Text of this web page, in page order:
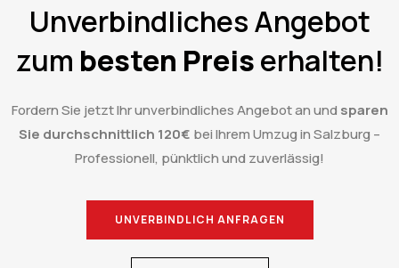
Unverbindliches Angebot
zum besten Preiserhalten!
Fordern Sie jetzt Ihr unverbindliches Angebot an und sparen
Sie durchschnittlich 120€ bei Ihrem Umzug in Salzburg –
Professionell, pünktlich und zuverlässig!
UNVERBINDLICH ANFRAGEN